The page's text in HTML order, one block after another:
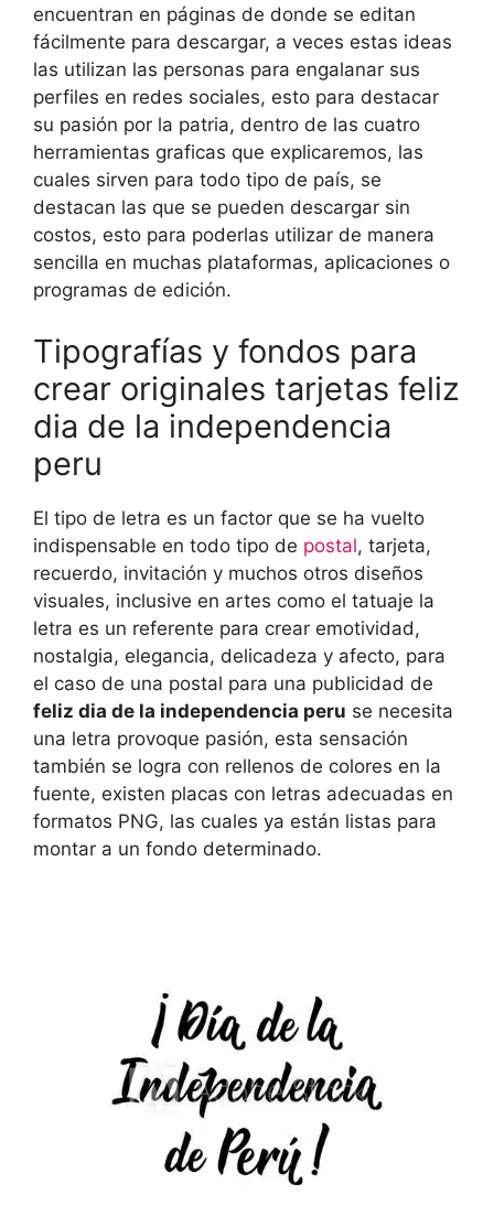
encuentran en páginas de donde se editan
fácilmente para descargar, a veces estas ideas
las utilizan las personas para engalanar sus
perfiles en redes sociales, esto para destacar
su pasión por la patria, dentro de las cuatro
herramientas graficas que explicaremos, las
cuales sirven para todo tipo de país, se
destacan las que se pueden descargar sin
costos, esto para poderlas utilizar de manera
sencilla en muchas plataformas, aplicaciones o
programas de edición.
Tipografías y fondos para
crear originales tarjetas feliz
dia de la independencia
peru
El tipo de letra es un factor que se ha vuelto
indispensable en todo tipo de postal, tarjeta,
recuerdo, invitación y muchos otros diseños
visuales, inclusive en artes como el tatuaje la
letra es un referente para crear emotividad,
nostalgia, elegancia, delicadeza y afecto, para
el caso de una postal para una publicidad de
feliz dia de la independencia peru se necesita
una letra provoque pasión, esta sensación
también se logra con rellenos de colores en la
fuente, existen placas con letras adecuadas en
formatos PNG, las cuales ya están listas para
montar a un fondo determinado.